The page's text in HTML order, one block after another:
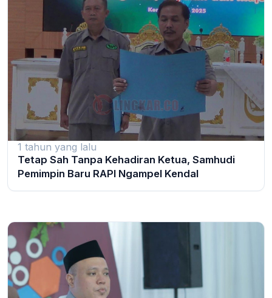
1 tahun yang lalu
Tetap Sah Tanpa Kehadiran Ketua, Samhudi
Pemimpin Baru RAPI Ngampel Kendal